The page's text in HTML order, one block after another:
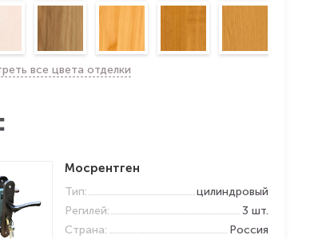
все цвета отделки
Мосрентген
Тип:
цилиндровый
Регилей:
3 шт.
Страна:
Россия